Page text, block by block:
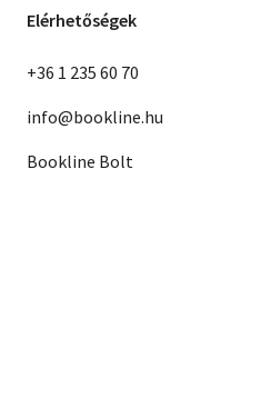
Elérhetőségek
+36 1 235 60 70
info@bookline.hu
Bookline Bolt